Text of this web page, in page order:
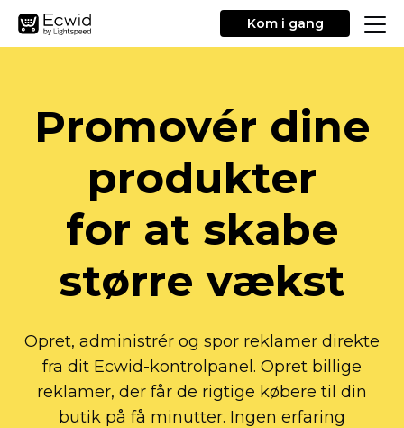
Kom i gang
Promovér dine
produkter
for at skabe
større vækst
Opret, administrér og spor reklamer direkte
fra dit Ecwid-kontrolpanel. Opret billige
reklamer, der får de rigtige købere til din
butik på få minutter. Ingen erfaring